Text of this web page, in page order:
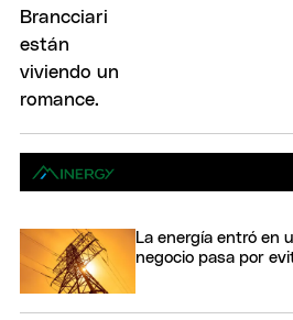
La energía entró en
negocio pasa por